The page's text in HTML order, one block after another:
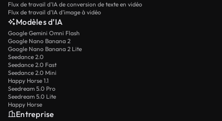
Flux de travail d’IA de conversion de texte en vidéo
Flux de travail d’IA d’image à vidéo
Modèles d’IA
Google Gemini Omni Flash
Google Nano Banana 2
Google Nano Banana 2 Lite
Seedance 2.0
Seedance 2.0 Fast
Seedance 2.0 Mini
Happy Horse 1.1
Seedream 5.0 Pro
Seedream 5.0 Lite
Happy Horse
Entreprise